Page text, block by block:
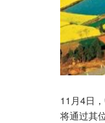
11月4日
将通过其